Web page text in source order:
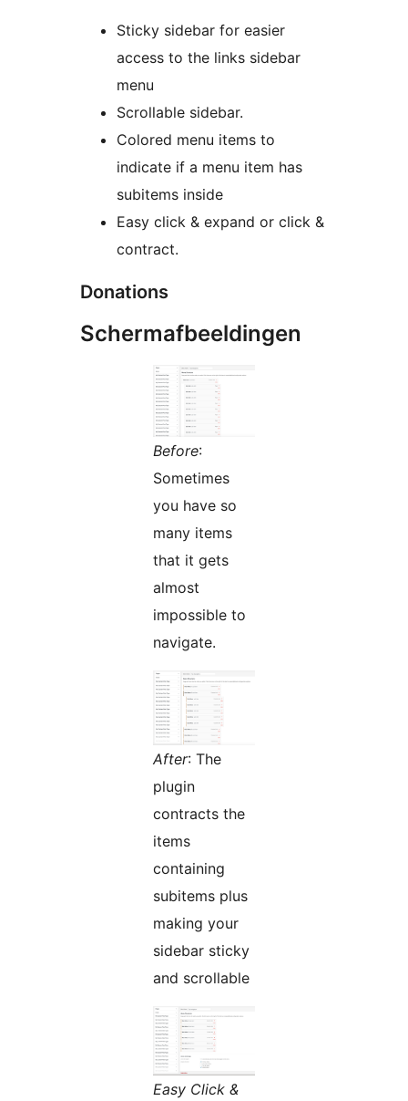
Sticky sidebar for easier
access to the links sidebar
menu
Scrollable sidebar.
Colored menu items to
indicate if a menu item has
subitems inside
Easy click & expand or click &
contract.
Donations
Schermafbeeldingen
Before:
Sometimes
you have so
many items
that it gets
almost
impossible to
navigate.
After: The
plugin
contracts the
items
containing
subitems plus
making your
sidebar sticky
and scrollable
Easy Click &